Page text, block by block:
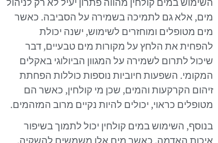
מים, אלא גם לתמיכה בשמירה על הסביבה. כאשר
מים מטופלים ומוחזרים לשימוש, ישנה יכולת
להפחית את הלחץ על מקורות מים טבעיים, דבר
שיכול לתרום לשמירה על המגוון הביולוגי באקלים
המקומי. השפעות חיוביות נוספות כוללות הפחתת
זיהום הקרקעות והמים, שכן מי קולחין, כאשר הם
מטופלים כראוי, יכולים להיות נקיים מרוב המזהמים.
בנוסף, השימוש במים קולחין יכול לתמוך בשיפור